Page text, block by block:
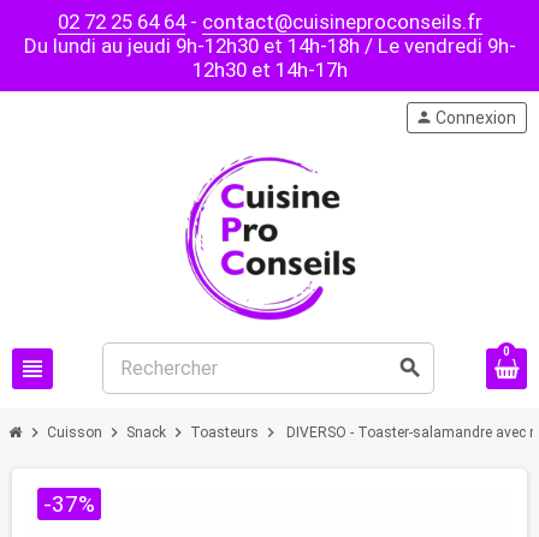
02 72 25 64 64- contact@cuisineproconseils.fr
Du lundi au jeudi 9h-12h30 et 14h-18h / Le vendredi 9h-
12h30 et 14h-17h
view_headline search
person Connexion
0
chevron_right Cuisson chevron_right Snack chevron_right Toasteurs chevron_right DIVERSO - Toaster-salamandre avec
-37%